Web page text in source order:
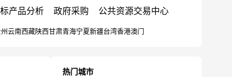
产品分析 政府采购 公共资源交易中心
云南西藏陕西甘肃青海宁夏新疆台湾香港澳门
热门城市